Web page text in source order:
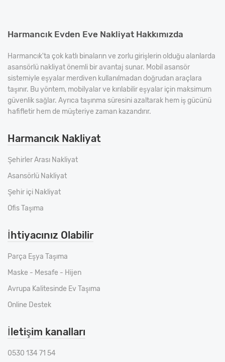
Harmancık Evden Eve Nakliyat Hakkımızda
Harmancık'ta çok katlı binaların ve zorlu girişlerin olduğu alanlarda
asansörlü nakliyat önemli bir avantaj sunar. Mobil asansör
sistemiyle eşyalar merdiven kullanılmadan doğrudan araçlara
taşınır. Bu yöntem, mobilyalar ve kırılabilir eşyalar için maksimum
güvenlik sağlar. Ayrıca taşınma süresini azaltarak hem iş gücünü
hafifletir hem de müşteriye zaman kazandırır.
Harmancık Nakliyat
Şehirler Arası Nakliyat
Asansörlü Nakliyat
Şehir içi Nakliyat
Ofis Taşıma
İhtiyacınız Olabilir
Parça Eşya Taşıma
Maske - Mesafe - Hijen
Avrupa Kalitesinde Ev Taşıma
Online Destek
İletişim kanalları
0530 134 71 54